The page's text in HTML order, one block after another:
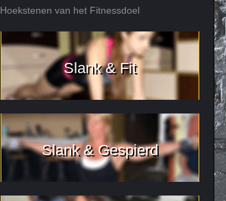
Hoekstenen van het Fitnessdoel
Slank & Fit
Slank & Gespierd